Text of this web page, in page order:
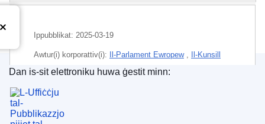
Ippubblikat: 2025-03-19
Awtur(i) korporattiv(i): Il-Parlament Ewropew
Il-Kunsill
tal-Unjoni Ewropea
IMMC : PE 1 2025 REV 1
L-Uffiċċju tal-Pubblikazzjonijiet tal-Unjoni
Dan is-sit elettroniku huwa ġestit minn: